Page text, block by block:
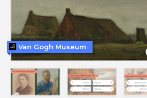
Van Gogh Museum